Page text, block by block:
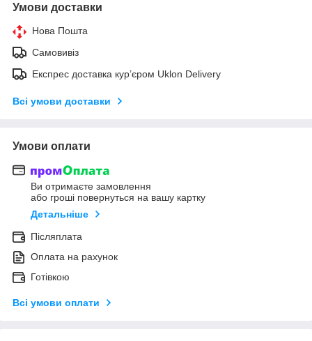
Умови доставки
Нова Пошта
Самовивіз
Експрес доставка кур’єром Uklon Delivery
Всі умови доставки
Умови оплати
Ви отримаєте замовлення
або гроші повернуться на вашу картку
Детальніше
Післяплата
Оплата на рахунок
Готівкою
Всі умови оплати